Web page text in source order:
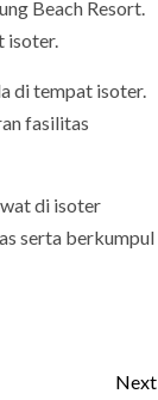
Beach Resort.
isoter.
di tempat isoter.
fasilitas
di isoter
serta berkumpul
Next